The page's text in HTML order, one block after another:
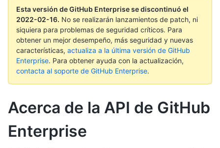
Esta versión de GitHub Enterprise se discontinuó el
2022-02-16. No se realizarán lanzamientos de patch, ni
siquiera para problemas de seguridad críticos. Para
obtener un mejor desempeño, más seguridad y nuevas
características, actualiza a la última versión de GitHub
Enterprise. Para obtener ayuda con la actualización,
contacta al soporte de GitHub Enterprise.
Acerca de la API de GitHub
Enterprise